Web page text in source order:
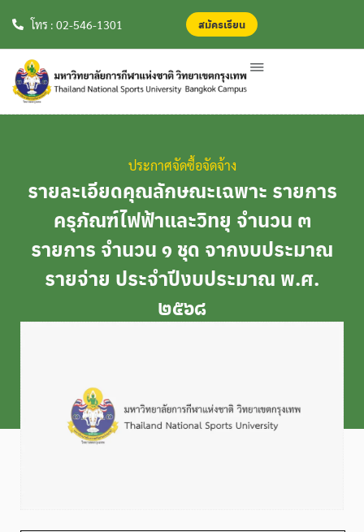
โทร : 02-546-1301 สมัครเรียน
ประกาศจัดซื้อจัดจ้าง
รายละเอียดคุณลักษณะเฉพาะ รายการ
ครุภัณฑ์ไฟฟ้าและวิทยุ จำนวน ๓
รายการ จำนวน ๑ ชุด จากงบประมาณ
รายจ่าย ประจำปีงบประมาณ พ.ศ.
๒๕๖๘